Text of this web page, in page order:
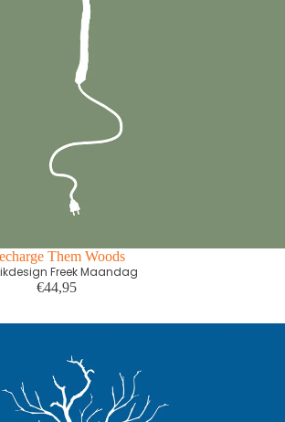
Them Woods
Freek Maandag
€44,95